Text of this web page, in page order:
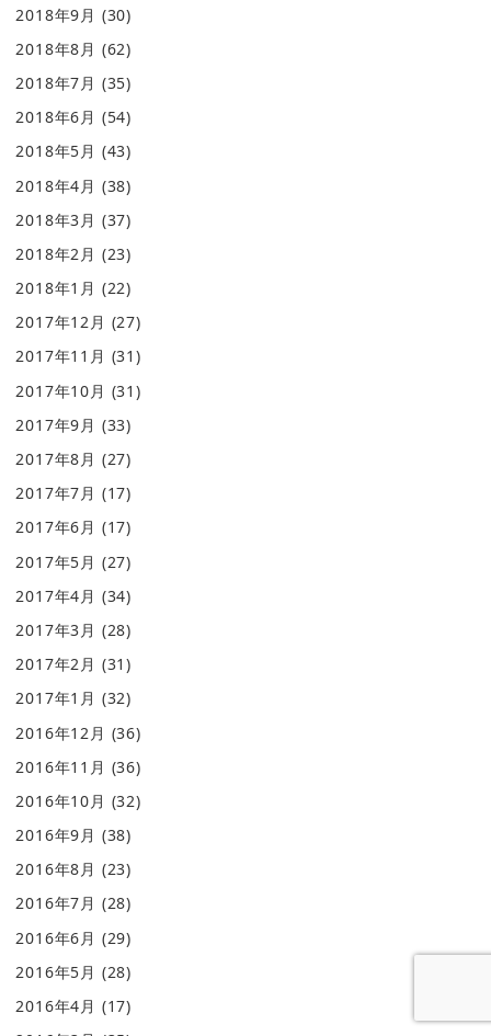
2018年9月 (30)
2018年8月 (62)
2018年7月 (35)
2018年6月 (54)
2018年5月 (43)
2018年4月 (38)
2018年3月 (37)
2018年2月 (23)
2018年1月 (22)
2017年12月 (27)
2017年11月 (31)
2017年10月 (31)
2017年9月 (33)
2017年8月 (27)
2017年7月 (17)
2017年6月 (17)
2017年5月 (27)
2017年4月 (34)
2017年3月 (28)
2017年2月 (31)
2017年1月 (32)
2016年12月 (36)
2016年11月 (36)
2016年10月 (32)
2016年9月 (38)
2016年8月 (23)
2016年7月 (28)
2016年6月 (29)
2016年5月 (28)
2016年4月 (17)